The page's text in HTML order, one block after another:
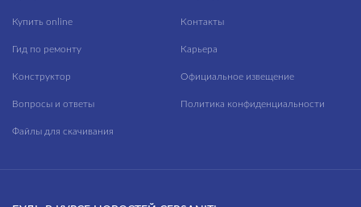
Купить online
Гид по ремонту
Конструктор
Вопросы и ответы
Файлы для скачивания
Контакты
Карьера
Официальное извещение
Политика конфиденциальности